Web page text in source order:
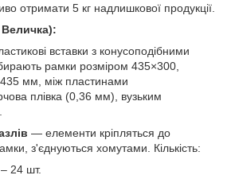
отримати 5 кг надлишкової продукції.
вставки з конусоподібними
рамки розміром 435×300,
мм, між пластинами
плівка (0,36 мм), вузьким
— елементи кріпляться до
з'єднуються хомутами. Кількість:
24 шт.